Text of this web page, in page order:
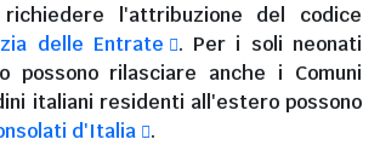
richiedere l'attribuzione del codice
delle Entrate
. Per i soli neonati
possono rilasciare anche i Comuni
italiani residenti all'esteropossono
d'Italia .